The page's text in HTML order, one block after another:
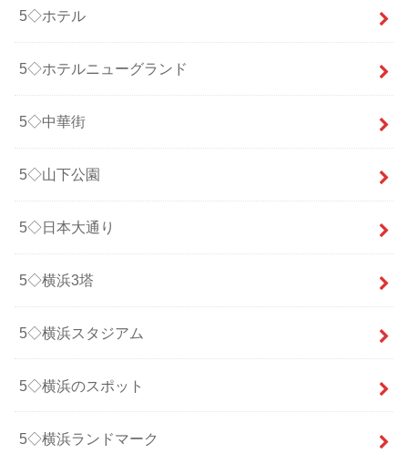
5◇ホテル
5◇ホテルニューグランド
5◇中華街
5◇山下公園
5◇日本大通り
5◇横浜3塔
5◇横浜スタジアム
5◇横浜のスポット
5◇横浜ランドマーク